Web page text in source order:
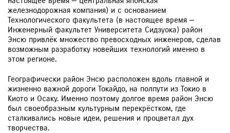
железнодорожная компания) и с основанием
Технологического факультета (в настоящее время —
Инженерный факультет Университета Сидзуока) район
Энсю привлёк множество превосходных инженеров, сделав
возможным разработку новейших технологий именно в
этом регионе.
Географически район Энсю расположен вдоль главной и
жизненно важной дороги Токайдо, на полпути из Токио в
Киото и Осаку. Именно поэтому долгое время район Энсю
был своеобразным культурным перекрёстком, где
сталкивались новые идеи, решения и процветал дух
творчества.